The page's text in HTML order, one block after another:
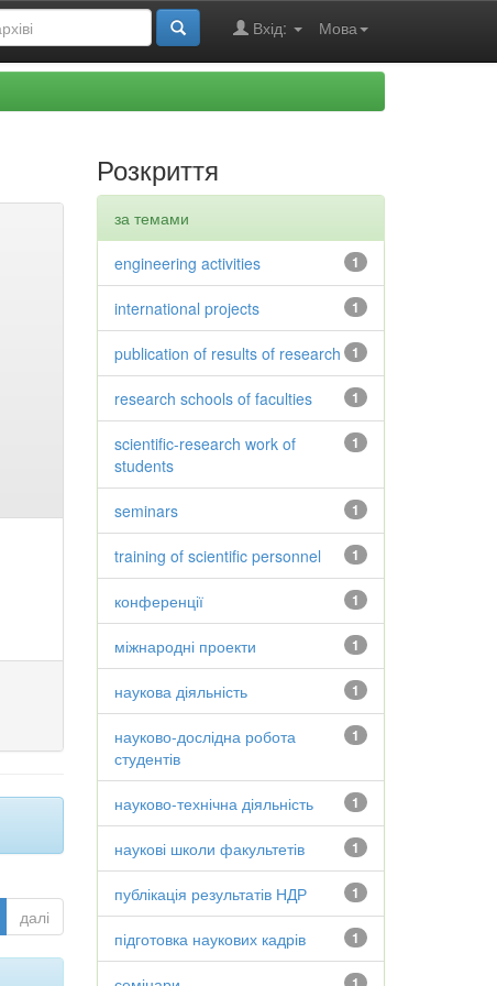
Мова
Вхід:
далі
Розкриття
за темами
1
engineering activities
1
international projects
1
publication of results of research
1
research schools of faculties
1
scientific-research work of
students
1
seminars
1
training of scientific personnel
1
конференції
1
міжнародні проекти
1
наукова діяльність
1
науково-дослідна робота
студентів
1
науково-технічна діяльність
1
наукові школи факультетів
1
публікація результатів НДР
1
підготовка наукових кадрів